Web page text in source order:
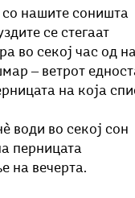
со нашите соништа
се стегаат
во секој час од
‒ ветрот
на која
води во секој сон
перницата
на вечерта.